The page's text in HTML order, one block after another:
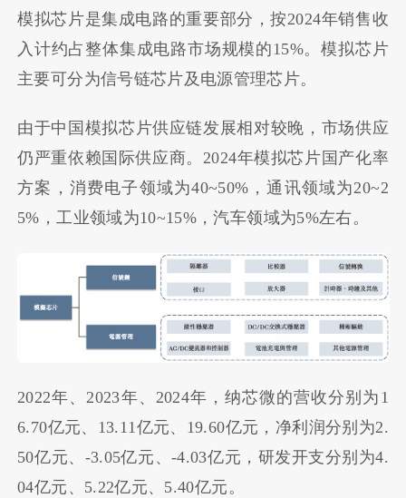
模拟芯片是集成电路的重要部分，按2024年销售收
入计约占整体集成电路市场规模的15%。模拟芯片
主要可分为信号链芯片及电源管理芯片。
由于中国模拟芯片供应链发展相对较晚，市场供应
仍严重依赖国际供应商。2024年模拟芯片国产化率
方案，消费电子领域为40~50%，通讯领域为20~2
5%，工业领域为10~15%，汽车领域为5%左右。
2022年、2023年、2024年，纳芯微的营收分别为1
6.70亿元、13.11亿元、19.60亿元，净利润分别为2.
50亿元、-3.05亿元、-4.03亿元，研发开支分别为4.
04亿元、5.22亿元、5.40亿元。